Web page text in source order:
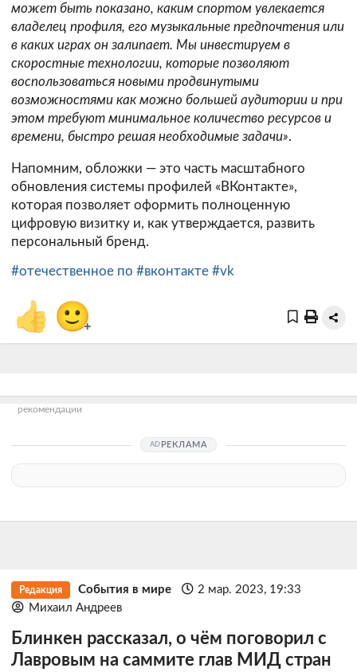
может быть показано, каким спортом увлекается
владелец профиля, его музыкальные предпочтения или
в каких играх он залипает. Мы инвестируем в
скоростные технологии, которые позволяют
воспользоваться новыми продвинутыми
возможностями как можно большей аудитории и при
этом требуют минимальное количество ресурсов и
времени, быстро решая необходимые задачи».
Напомним, обложки — это часть масштабного
обновления системы профилей «ВКонтакте»,
которая позволяет оформить полноценную
цифровую визитку и, как утверждается, развить
персональный бренд.
#отечественное по #вконтакте #vk
👍 🙂+
рекомендации
РЕКЛАМА
Редакция События в мире
2 мар. 2023, 19:33
Михаил Андреев
Блинкен рассказал, о чём поговорил с
Лавровым на саммите глав МИД стран